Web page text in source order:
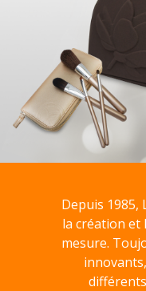
Depuis 1985,
la création et
mesure.